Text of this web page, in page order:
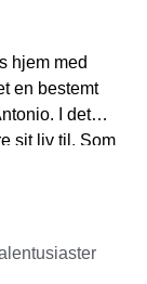
hjem med
en bestemt
I det
sit liv til. Som
samling af
Parallelt med